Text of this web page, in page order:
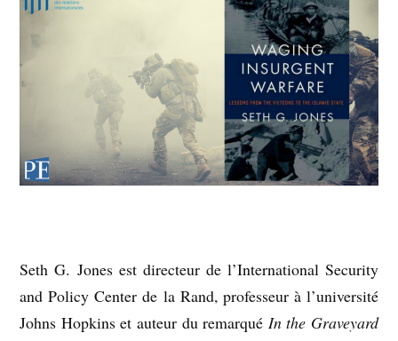
Seth G. Jones est directeur de l’International Security
and Policy Center de la Rand, professeur à l’université
Johns Hopkins et auteur du remarqué In the Graveyard